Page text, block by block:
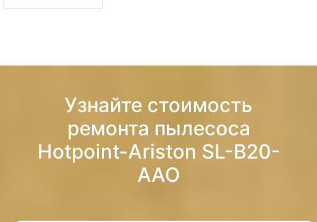
Узнайте стоимость
ремонта пылесоса
Hotpoint-Ariston SL-B20-
AAO